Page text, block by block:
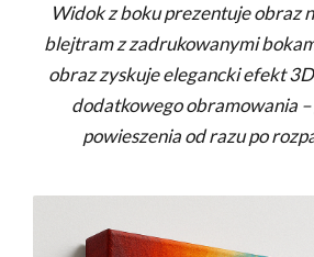
Widok z boku prezentuje obraz
blejtram z zadrukowanymi
obraz zyskuje elegancki efekt
dodatkowego obramowania
powieszenia od razu po